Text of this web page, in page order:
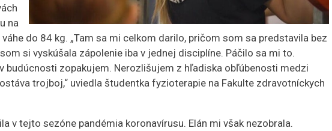
na
do 84 kg. „Tam sa mi celkom darilo, pričom som sa predstavila bez
si vyskúšala zápolenie iba v jednej disciplíne. Páčilo sa mi to.
budúcnosti zopakujem. Nerozlišujem z hľadiska obľúbenosti medzi
trojboj,“ uviedla študentka fyzioterapie na Fakulte zdravotníckych
v tejto sezóne pandémia koronavírusu. Elán mi však nezobrala.